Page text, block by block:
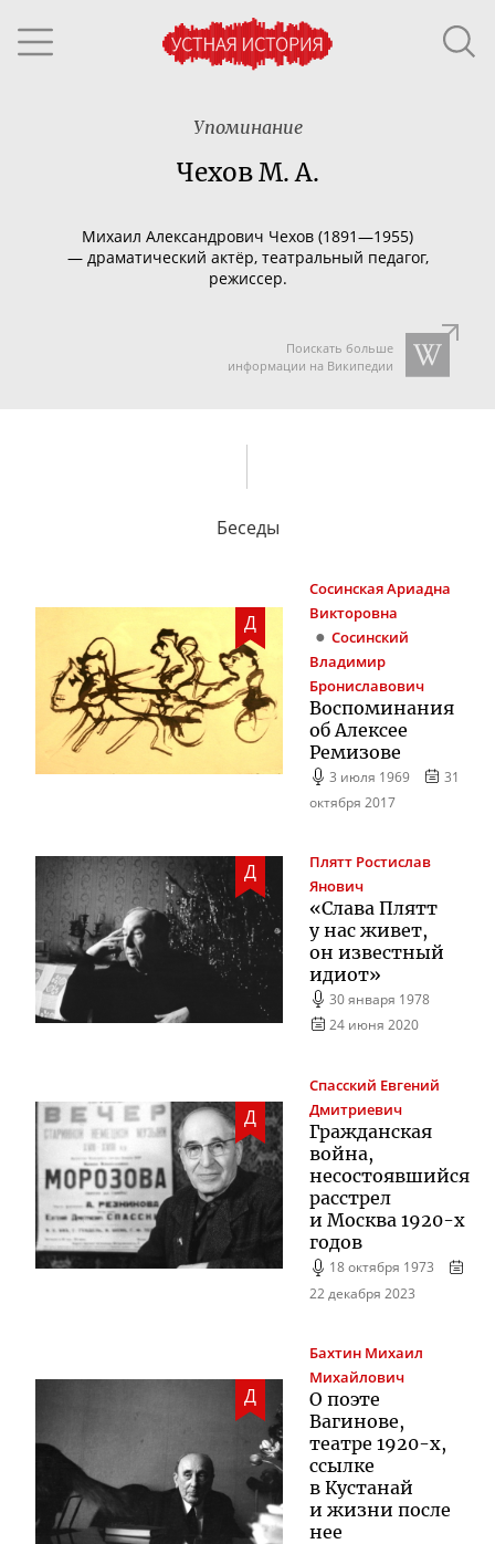
Упоминание
Чехов М. А.
Михаил Александрович Чехов (1891—1955)
— драматический актёр, театральный педагог,
режиссер.
Поискать больше
информации на Википедии
Беседы
Д
СосинскаяАриадна
Викторовна
Сосинский
Владимир
Брониславович
Воспоминания
об Алексее
Ремизове
3 июля 1969
31
октября 2017
Д Плятт Ростислав
Янович
«Слава Плятт
у нас живет,
он известный
идиот»
30 января 1978
24 июня 2020
Д
Спасский Евгений
Дмитриевич
Гражданская
война,
несостоявшийся
расстрел
и Москва 1920-х
годов
18 октября 1973
22 декабря 2023
Д
Бахтин Михаил
Михайлович
О поэте
Вагинове,
театре 1920-х,
ссылке
в Кустанай
и жизни после
нее